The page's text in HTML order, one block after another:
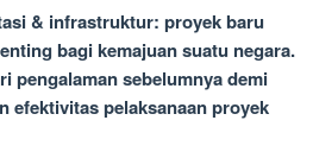
& infrastruktur: proyek baru
bagi kemajuan suatu negara.
pengalaman sebelumnya demi
efektivitas pelaksanaan proyek